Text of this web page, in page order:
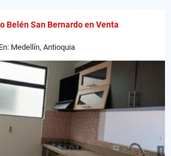
Belén San Bernardo en Venta
En: Medellín, Antioquia